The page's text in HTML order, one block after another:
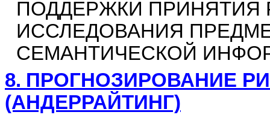
ПОДДЕРЖКИ ПРИНЯТИЯ
ИССЛЕДОВАНИЯ
СЕМАНТИЧЕСКОЙ
8. ПРОГНОЗИРОВАНИЕ
(АНДЕРРАЙТИНГ)